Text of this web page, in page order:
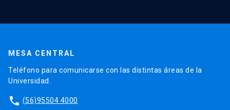
MESA CENTRAL
Teléfono para comunicarse con las distintas áreas de la
Universidad.
phone (56)95504 4000